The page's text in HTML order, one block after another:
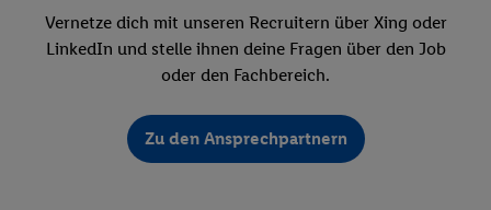
Vernetze dich mit unseren Recruitern über Xing oder
LinkedIn und stelle ihnen deine Fragen über den Job
oder den Fachbereich.
Zu den Ansprechpartnern